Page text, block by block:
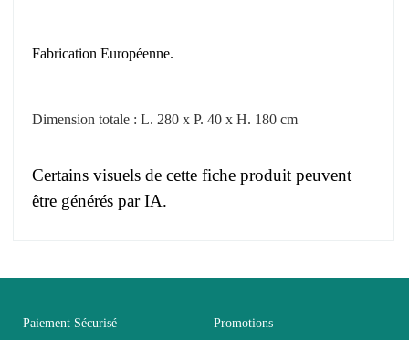
Fabrication Européenne.
Dimension totale : L. 280 x P. 40 x H. 180 cm
Certains visuels de cette fiche produit peuvent
être générés par IA.
Age Adulte
Vous devez vous connecter pour laisser un avis
Paiement Sécurisé
Promotions